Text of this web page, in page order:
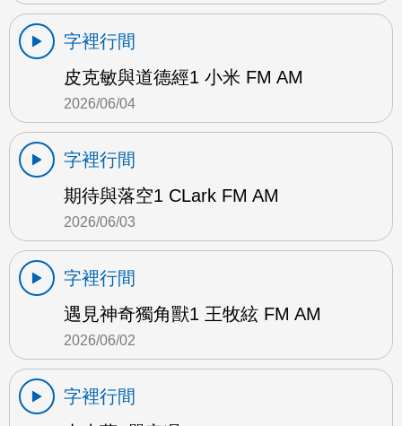
字裡行間
皮克敏與道德經1 小米 FM AM
2026/06/04
字裡行間
期待與落空1 CLark FM AM
2026/06/03
字裡行間
遇見神奇獨角獸1 王牧絃 FM AM
2026/06/02
字裡行間